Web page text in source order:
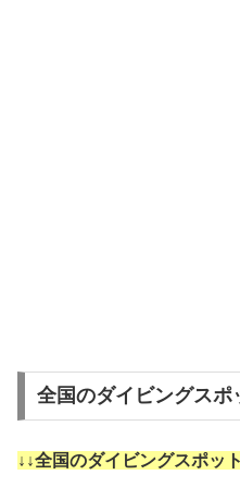
全国のダイビングスポ
↓↓全国のダイビングスポッ